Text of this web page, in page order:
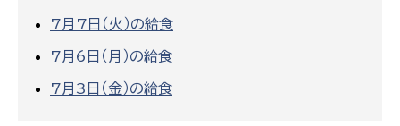
7月7日（火）の給食
7月6日（月）の給食
7月3日（金）の給食